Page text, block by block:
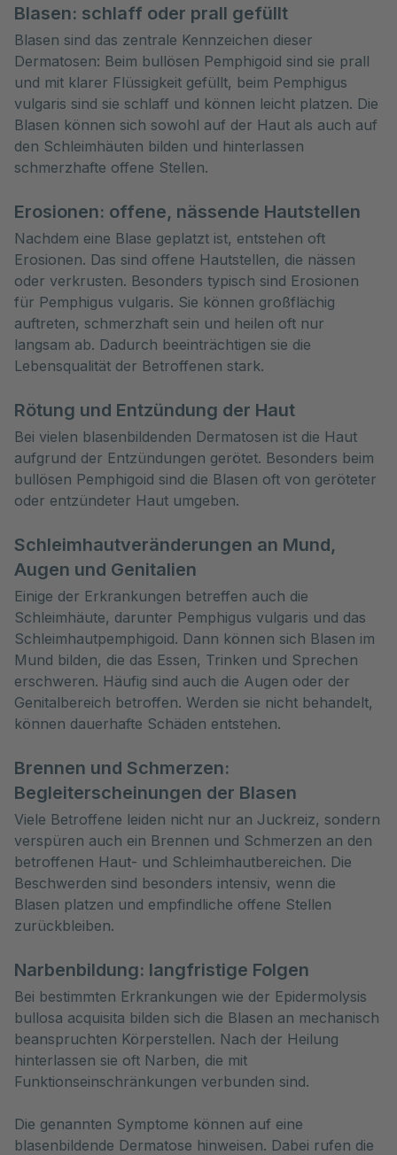
Blasen: schlaff oder prall gefüllt
Blasen sind das zentrale Kennzeichen dieser
Dermatosen: Beim bullösen Pemphigoid sind sie prall
und mit klarer Flüssigkeit gefüllt, beim Pemphigus
vulgaris sind sie schlaff und können leicht platzen. Die
Blasen können sich sowohl auf der Haut als auch auf
den Schleimhäuten bilden und hinterlassen
schmerzhafte offene Stellen.
Erosionen: offene, nässende Hautstellen
Nachdem eine Blase geplatzt ist, entstehen oft
Erosionen. Das sind offene Hautstellen, die nässen
oder verkrusten. Besonders typisch sind Erosionen
für Pemphigus vulgaris. Sie können großflächig
auftreten, schmerzhaft sein und heilen oft nur
langsam ab. Dadurch beeinträchtigen sie die
Lebensqualität der Betroffenen stark.
Rötung und Entzündung der Haut
Bei vielen blasenbildenden Dermatosen ist die Haut
aufgrund der Entzündungen gerötet. Besonders beim
bullösen Pemphigoid sind die Blasen oft von geröteter
oder entzündeter Haut umgeben.
Schleimhautveränderungen an Mund,
Augen und Genitalien
Einige der Erkrankungen betreffen auch die
Schleimhäute, darunter Pemphigus vulgaris und das
Schleimhautpemphigoid. Dann können sich Blasen im
Mund bilden, die das Essen, Trinken und Sprechen
erschweren. Häufig sind auch die Augen oder der
Genitalbereich betroffen. Werden sie nicht behandelt,
können dauerhafte Schäden entstehen.
Brennen und Schmerzen:
Begleiterscheinungen der Blasen
Viele Betroffene leiden nicht nur an Juckreiz, sondern
verspüren auch ein Brennen und Schmerzen an den
betroffenen Haut- und Schleimhautbereichen. Die
Beschwerden sind besonders intensiv, wenn die
Blasen platzen und empfindliche offene Stellen
zurückbleiben.
Narbenbildung: langfristige Folgen
Bei bestimmten Erkrankungen wie der Epidermolysis
bullosa acquisita bilden sich die Blasen an mechanisch
beanspruchten Körperstellen. Nach der Heilung
hinterlassen sie oft Narben, die mit
Funktionseinschränkungen verbunden sind.
Die genannten Symptome können auf eine
blasenbildende Dermatose hinweisen. Dabei rufen die